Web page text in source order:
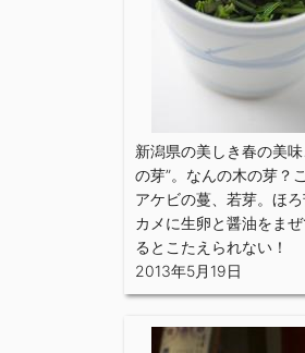
新潟県の美しき春の美味
の芽”。なんの木の芽？
アケビの蔓、若芽。ほ
カメに生卵と醤油をま
るとこたえられない！
2013年5月19日